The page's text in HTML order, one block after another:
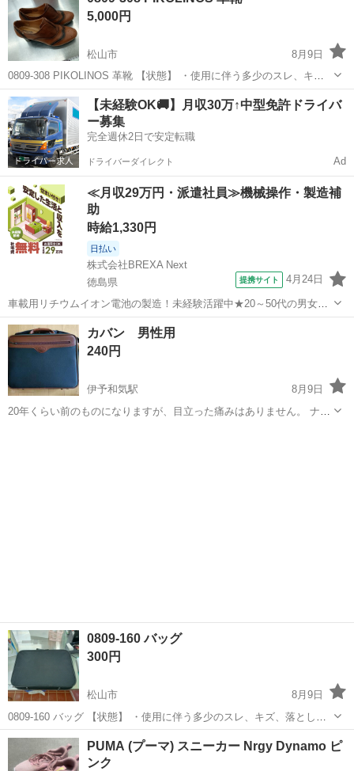
て...
5,000円
松山市
8月9日
0809-308 PIKOLINOS 革靴 【状態】 ・使用に伴う多少のスレ、キ
ズ、落としきれない汚れなどございます ・詳細は現地でご確認くださ
い ・お値引きは出来かねますのでご了承願います ※中古品のため...
愛媛 松山市 靴 現地
【未経験OK🚚】月収30万↑中型免許ドライバ
ー募集
完全週休2日で安定転職
ドライバーダイレクト Ad
≪月収29万円・派遣社員≫機械操作・製造補
助
時給1,330円
日払い
株式会社BREXA Next
徳島県
提携サイト 4月24日
車載用リチウムイオン電池の製造！未経験活躍中★20～50代の男女活
躍中！寮費無料★備品付き1R寮完備！自宅からマイカー通勤OK！無料
駐車場完備◎正社員登用制度あり！《徳島県板野郡松茂町》 人気の工
場のお仕事 ◇車載用リチウ...
徳島 その他
カバン 男性用
240円
伊予和気駅
8月9日
20年くらい前のものになりますが、目立った痛みはありません。 ナッ
0809-160 バッグ
300円
松山市
8月9日
0809-160 バッグ 【状態】 ・使用に伴う多少のスレ、キズ、落としき
れない汚れなどございます ・詳細は現地でご確認ください ・お値引き
は出来かねますのでご了承願います ※中古品のため、状態については
ご...
愛媛 松山市
PUMA (プーマ) スニーカー Nrgy Dynamo ピ
ンク